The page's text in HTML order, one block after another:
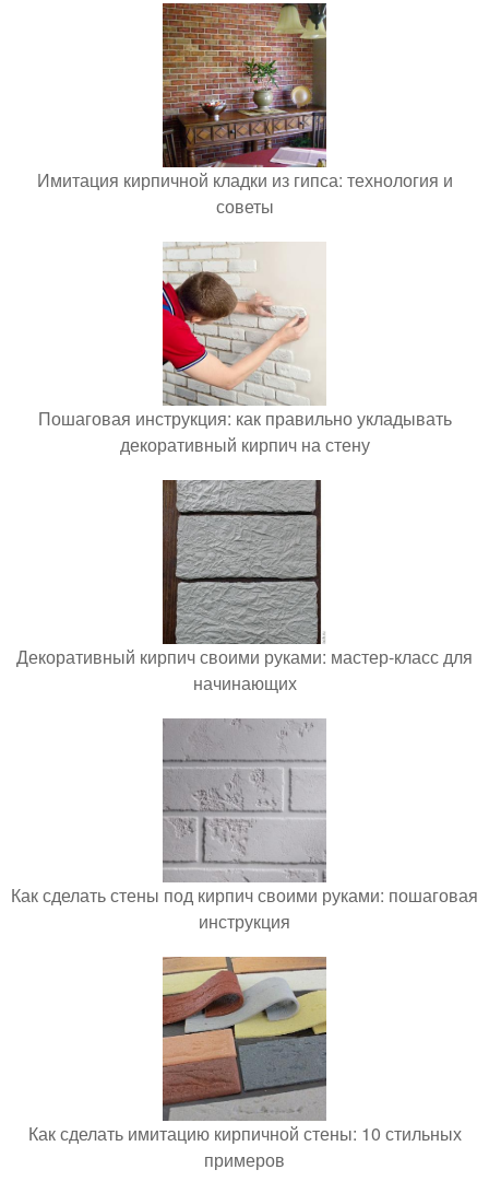
Имитация кирпичной кладки из гипса: технология и
советы
Пошаговая инструкция: как правильно укладывать
декоративный кирпич на стену
Декоративный кирпич своими руками: мастер-класс для
начинающих
Как сделать стены под кирпич своими руками: пошаговая
инструкция
Как сделать имитацию кирпичной стены: 10 стильных
примеров